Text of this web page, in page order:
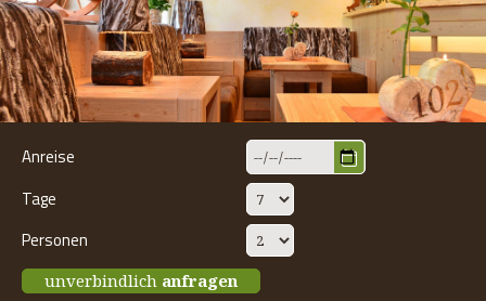
Anreise
Tage
Personen
unverbindlich anfragen